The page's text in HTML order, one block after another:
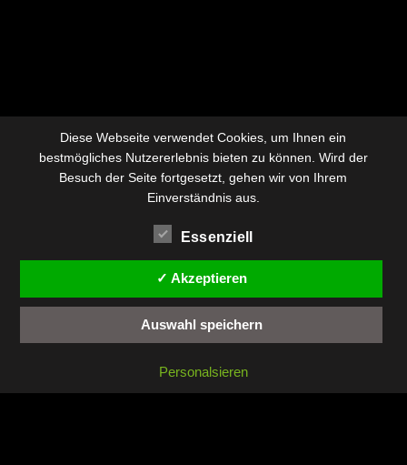
Diese Webseite verwendet Cookies, um Ihnen ein
bestmögliches Nutzererlebnis bieten zu können. Wird der
Besuch der Seite fortgesetzt, gehen wir von Ihrem
Einverständnis aus.
Essenziell
✓ Akzeptieren
Auswahl speichern
Personalsieren